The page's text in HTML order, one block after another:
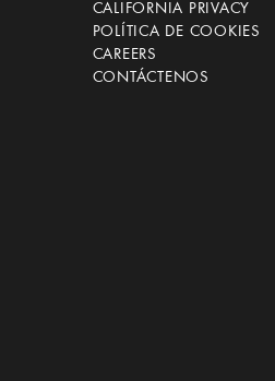
CALIFORNIA PRIVACY
POLÍTICA DE COOKIES
CAREERS
CONTÁCTENOS